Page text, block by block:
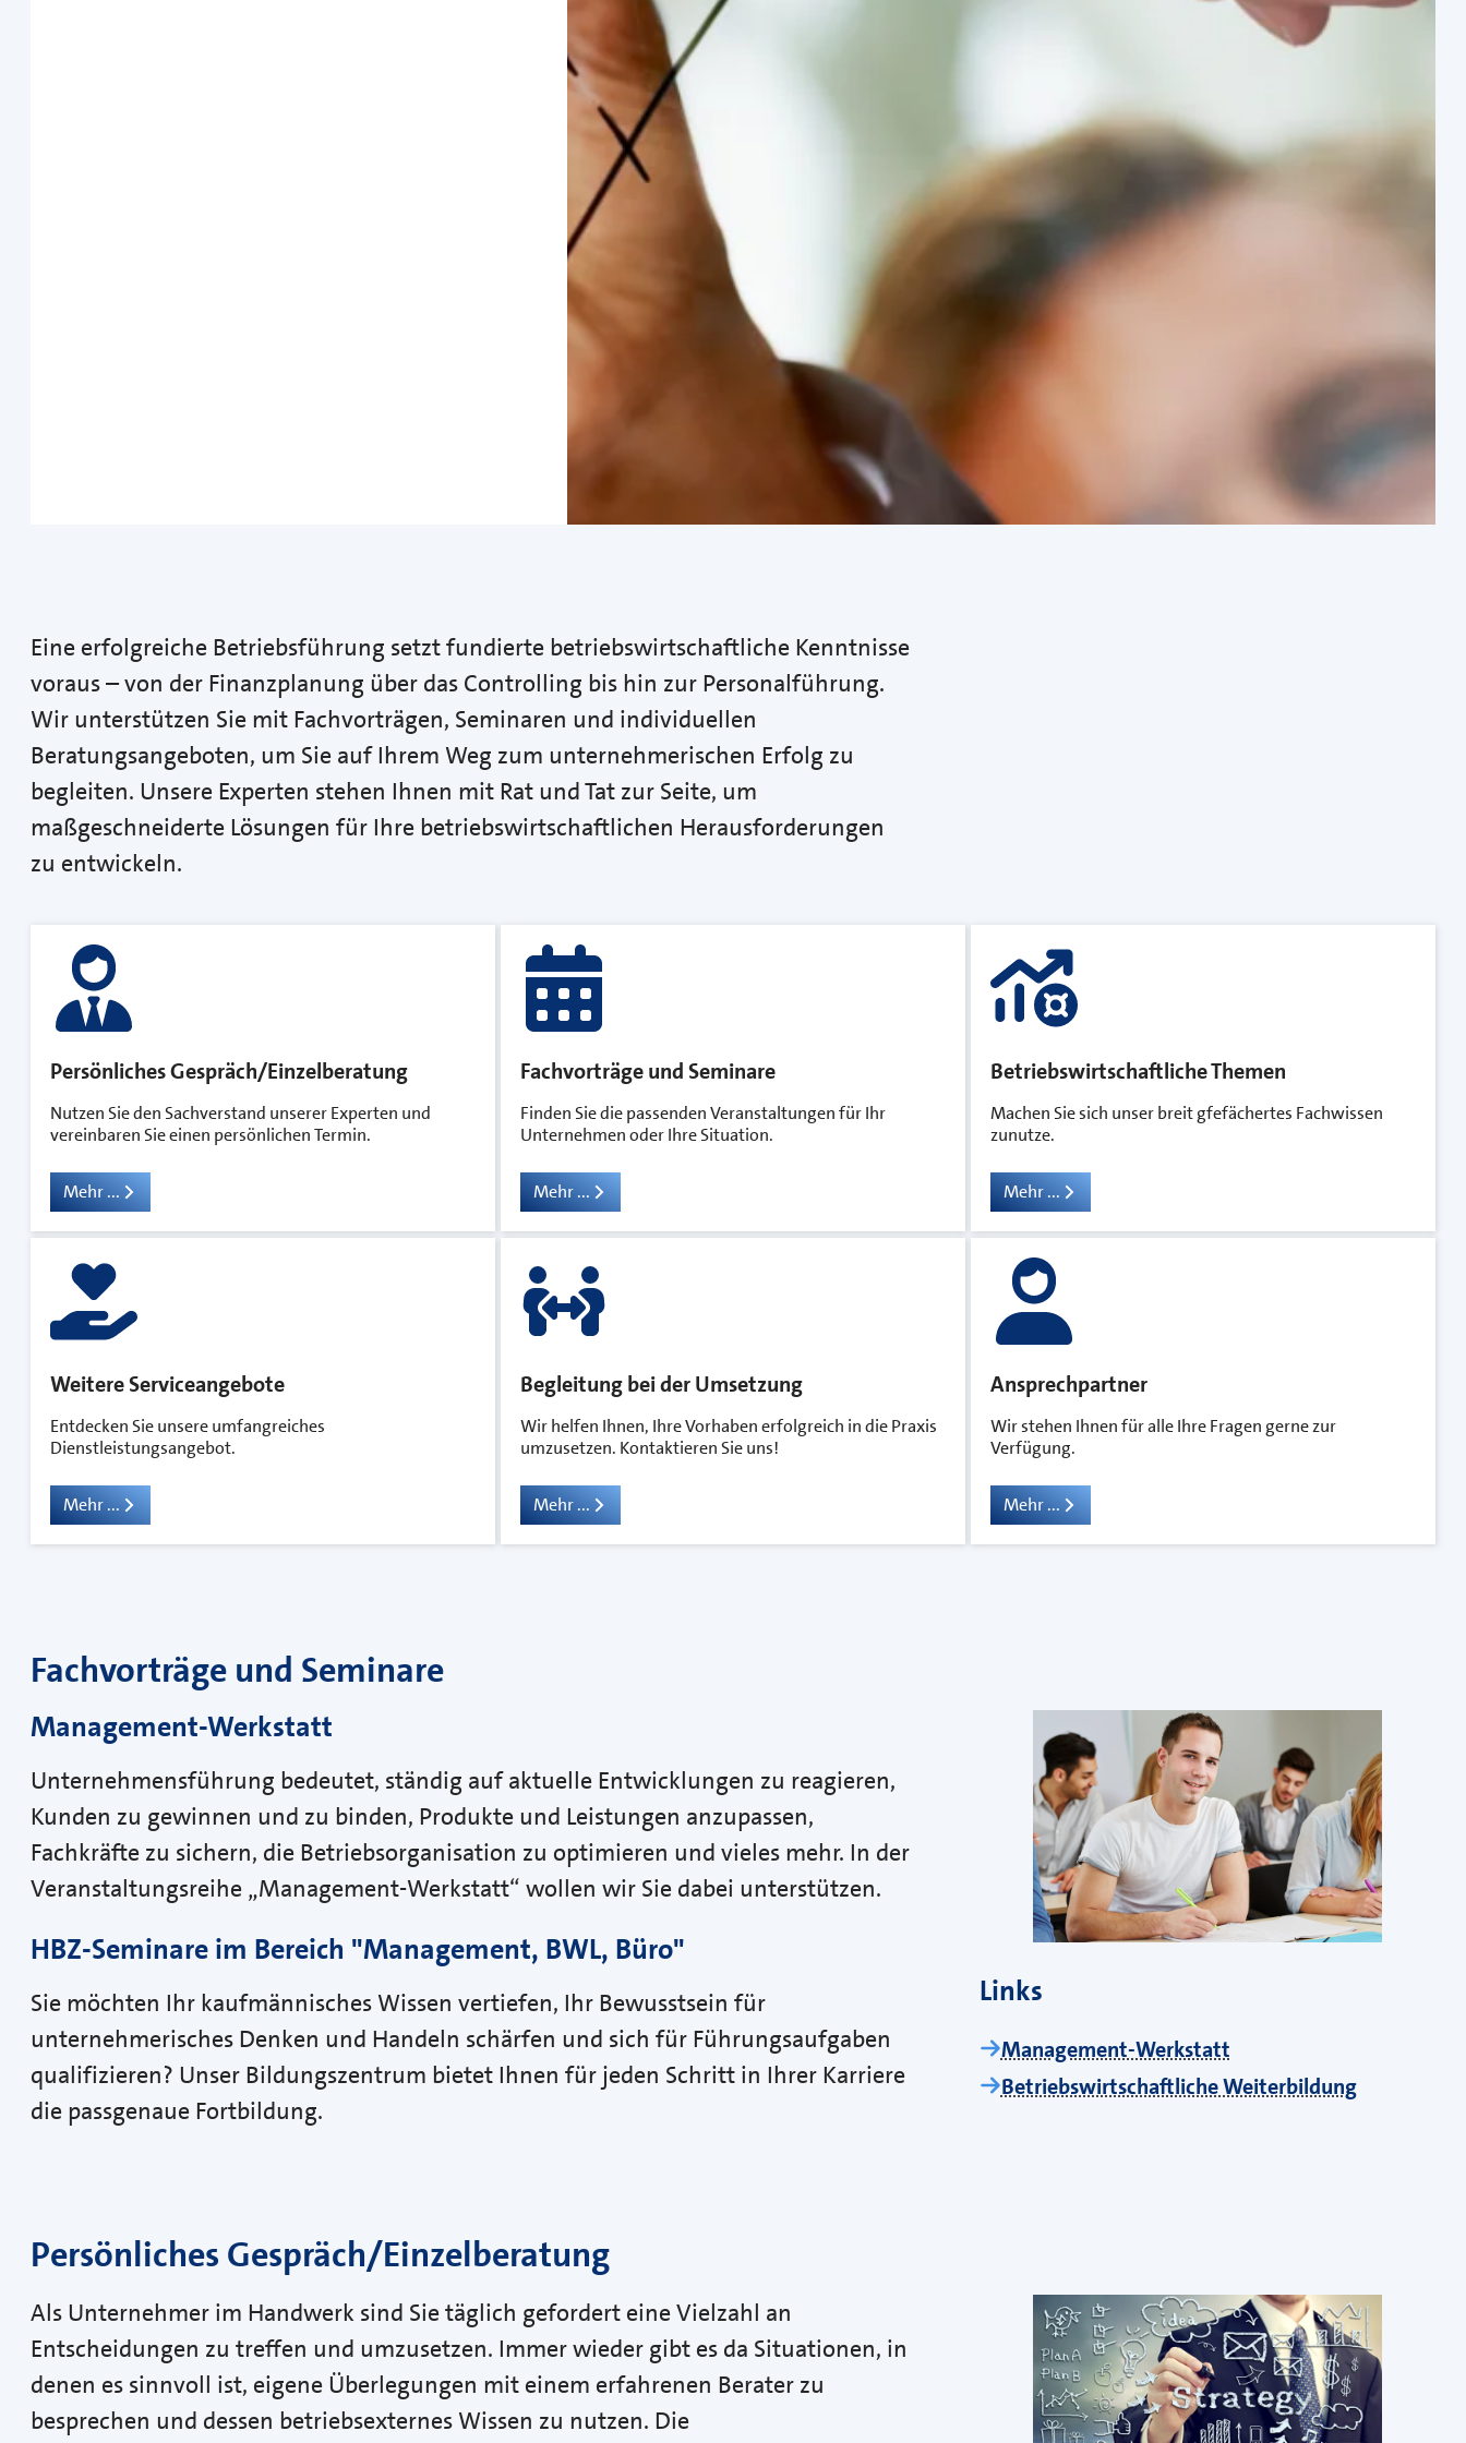
Eine erfolgreiche Betriebsführung setzt fundierte betriebswirtschaftliche Kenntnisse
voraus – von der Finanzplanung über das Controlling bis hin zur Personalführung.
Wir unterstützen Sie mit Fachvorträgen, Seminaren und individuellen
Beratungsangeboten, um Sie auf Ihrem Weg zum unternehmerischen Erfolg zu
begleiten. Unsere Experten stehen Ihnen mit Rat und Tat zur Seite, um
maßgeschneiderte Lösungen für Ihre betriebswirtschaftlichen Herausforderungen
zu entwickeln.
Persönliches Gespräch/Einzelberatung
Nutzen Sie den Sachverstand unserer Experten und
vereinbaren Sie einen persönlichen Termin.
Mehr ...
Fachvorträge und Seminare
Finden Sie die passenden Veranstaltungen für Ihr
Unternehmen oder Ihre Situation.
Mehr ...
Betriebswirtschaftliche Themen
Machen Sie sich unser breit gfefächertes Fachwissen
zunutze.
Mehr ...
Weitere Serviceangebote
Entdecken Sie unsere umfangreiches
Dienstleistungsangebot.
Mehr ...
Begleitung bei der Umsetzung
Wir helfen Ihnen, Ihre Vorhaben erfolgreich in die Praxis
umzusetzen. Kontaktieren Sie uns!
Mehr ...
Ansprechpartner
Wir stehen Ihnen für alle Ihre Fragen gerne zur
Verfügung.
Mehr ...
Fachvorträge und Seminare
Management-Werkstatt
Unternehmensführung bedeutet, ständig auf aktuelle Entwicklungen zu reagieren,
Kunden zu gewinnen und zu binden, Produkte und Leistungen anzupassen,
Fachkräfte zu sichern, die Betriebsorganisation zu optimieren und vieles mehr. In der
Veranstaltungsreihe „Management-Werkstatt“ wollen wir Sie dabei unterstützen.
HBZ-Seminare im Bereich "Management, BWL, Büro"
Sie möchten Ihr kaufmännisches Wissen vertiefen, Ihr Bewusstsein für
unternehmerisches Denken und Handeln schärfen und sich für Führungsaufgaben
qualifizieren? Unser Bildungszentrum bietet Ihnen für jeden Schritt in Ihrer Karriere
die passgenaue Fortbildung.
Links
Management-Werkstatt
Betriebswirtschaftliche Weiterbildung
Persönliches Gespräch/Einzelberatung
Als Unternehmer im Handwerk sind Sie täglich gefordert eine Vielzahl an
Entscheidungen zu treffen und umzusetzen. Immer wieder gibt es da Situationen, in
denen es sinnvoll ist, eigene Überlegungen mit einem erfahrenen Berater zu
besprechen und dessen betriebsexternes Wissen zu nutzen. Die